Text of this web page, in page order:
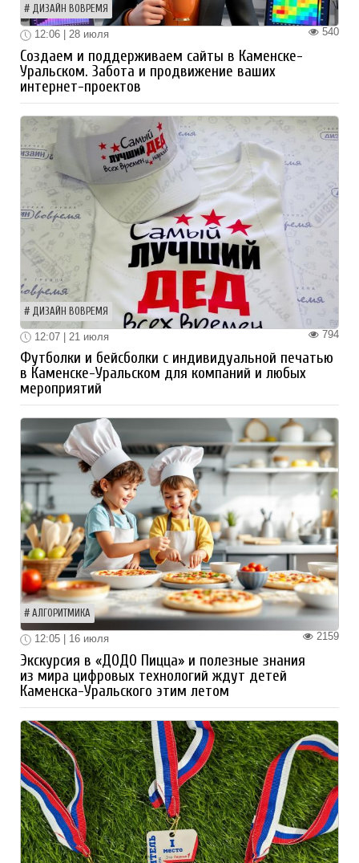
ДИЗАЙН ВОВРЕМЯ
540
12:06 | 28 июля
Создаем и поддерживаем сайты в Каменске-
Уральском. Забота и продвижение ваших
интернет-проектов
ДИЗАЙН ВОВРЕМЯ
794
12:07 | 21 июля
Футболки и бейсболки с индивидуальной печатью
в Каменске-Уральском для компаний и любых
мероприятий
АЛГОРИТМИКА
2159
12:05 | 16 июля
Экскурсия в «ДОДО Пицца» и полезные знания
из мира цифровых технологий ждут детей
Каменска-Уральского этим летом